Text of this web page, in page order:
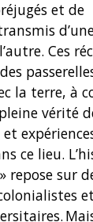
et de
Ces
la terre, à
vérité
ce lieu.
repose sur